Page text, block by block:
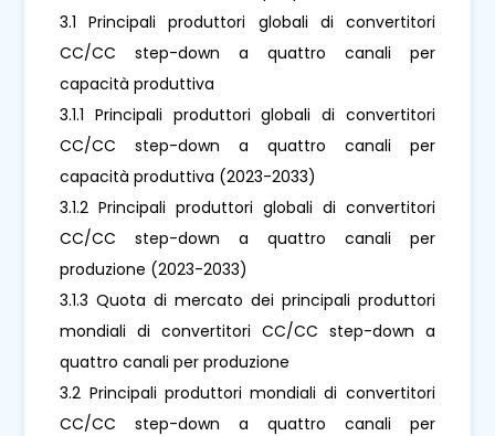
3.1 Principali produttori globali di convertitori
CC/CC step-down a quattro canali per
capacità produttiva
3.1.1 Principali produttori globali di convertitori
CC/CC step-down a quattro canali per
capacità produttiva (2023-2033)
3.1.2 Principali produttori globali di convertitori
CC/CC step-down a quattro canali per
produzione (2023-2033)
3.1.3 Quota di mercato dei principali produttori
mondiali di convertitori CC/CC step-down a
quattro canali per produzione
3.2 Principali produttori mondiali di convertitori
CC/CC step-down a quattro canali per